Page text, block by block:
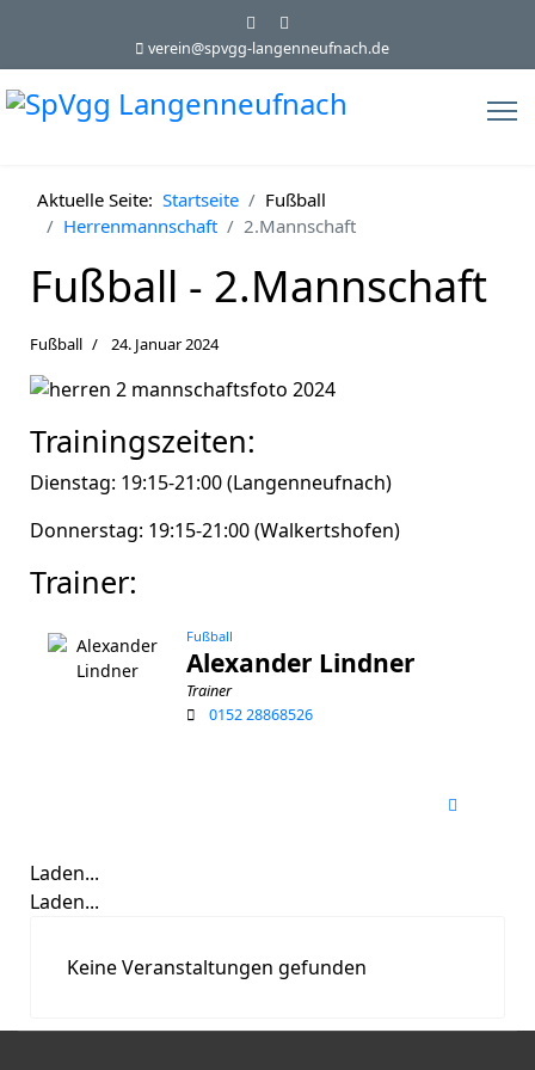
verein@spvgg-langenneufnach.de
Aktuelle Seite: Startseite
Fußball
Herrenmannschaft
2.Mannschaft
Fußball - 2.Mannschaft
Fußball 24. Januar 2024
Trainingszeiten:
Dienstag: 19:15-21:00 (Langenneufnach)
Donnerstag: 19:15-21:00 (Walkertshofen)
Trainer:
Fußball
Alexander Lindner
Trainer
0152 28868526
Laden...
Laden...
Keine Veranstaltungen gefunden